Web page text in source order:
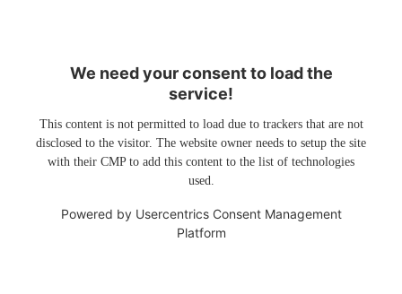
We need your consent to load the
service!
This content is not permitted to load due to trackers that are not
disclosed to the visitor. The website owner needs to setup the site
with their CMP to add this content to the list of technologies
used.
Powered by Usercentrics Consent Management
Platform